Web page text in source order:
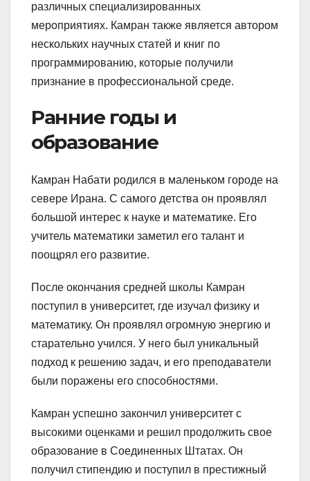
различных специализированных
мероприятиях. Камран также является автором
нескольких научных статей и книг по
программированию, которые получили
признание в профессиональной среде.
Ранние годы и
образование
Камран Набати родился в маленьком городе на
севере Ирана. С самого детства он проявлял
большой интерес к науке и математике. Его
учитель математики заметил его талант и
поощрял его развитие.
После окончания средней школы Камран
поступил в университет, где изучал физику и
математику. Он проявлял огромную энергию и
старательно учился. У него был уникальный
подход к решению задач, и его преподаватели
были поражены его способностями.
Камран успешно закончил университет с
высокими оценками и решил продолжить свое
образование в Соединенных Штатах. Он
получил стипендию и поступил в престижный